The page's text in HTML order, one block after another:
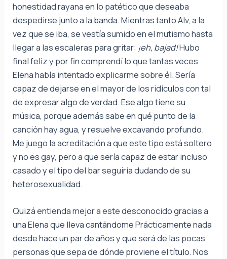
honestidad rayana en lo patético que deseaba
despedirse junto a la banda. Mientras tanto Alv, a la
vez que se iba, se vestía sumido en el mutismo hasta
llegar a las escaleras para gritar: ¡eh, bajad!Hubo
final feliz y por fin comprendí lo que tantas veces
Elena había intentado explicarme sobre él. Sería
capaz de dejarse en el mayor de los ridículos con tal
de expresar algo de verdad. Ese algo tiene su
música, porque además sabe en qué punto de la
canción hay agua, y resuelve excavando profundo.
Me juego la acreditación a que este tipo está soltero
y no es gay, pero a que sería capaz de estar incluso
casado y el tipo del bar seguiría dudando de su
heterosexualidad.
Quizá entienda mejor a este desconocido gracias a
una Elena que lleva cantándome Prácticamente nada
desde hace un par de años y que será de las pocas
personas que sepa de dónde proviene el título. Nos